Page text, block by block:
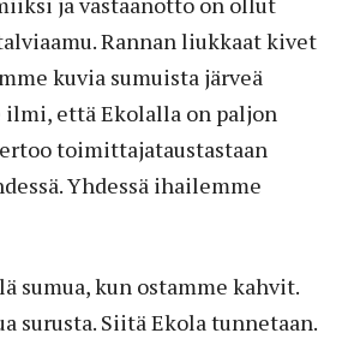
Rannan liukkaat kivet
kuvia sumuista järveä
ilmi, että Ekolalla on paljon
toimittajataustastaan
Yhdessä ihailemme
sumua, kun ostamme kahvit.
surusta. Siitä Ekola tunnetaan.